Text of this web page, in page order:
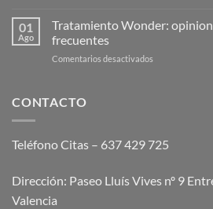
Guía
es
la
01
Ago
Tratamiento Wonder:
frecuentes
Comentarios desactivados
CONTACTO
Teléfono Citas – 637 429 725
Dirección: Paseo Lluís Vives nº 9
Valencia